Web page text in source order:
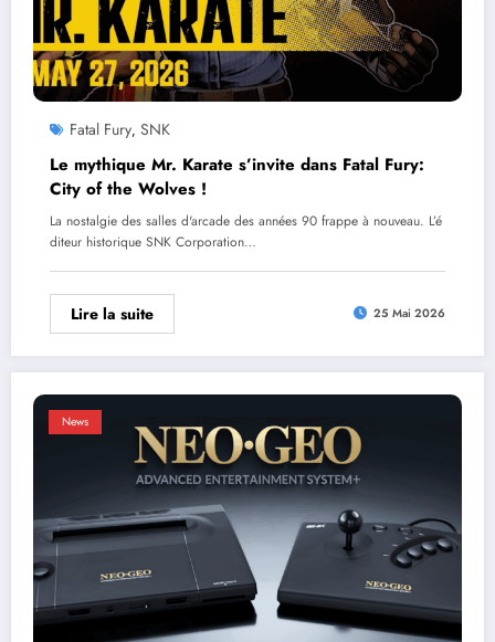
Fatal Fury, SNK
Le mythique Mr. Karate s’invite dans Fatal Fury:
City of the Wolves !
La nostalgie des salles d'arcade des années 90 frappe à nouveau. L’é
diteur historique SNK Corporation…
Lire la suite 25 Mai 2026
News